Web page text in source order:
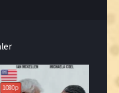
1080p